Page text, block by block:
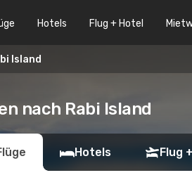
Hotels Flug + Hotel
Island
nach Rabi Island
Hotels Flug